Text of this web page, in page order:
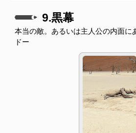
9.黒幕
本当の敵。あるいは主人公の内面に
ドー